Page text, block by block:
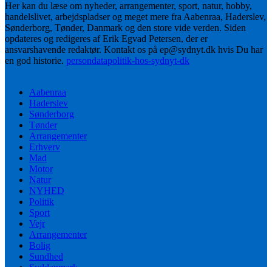
Her kan du læse om nyheder, arrangementer, sport, natur, hobby,
handelslivet, arbejdspladser og meget mere fra Aabenraa, Haderslev,
Sønderborg, Tønder, Danmark og den store vide verden. Siden
opdateres og redigeres af Erik Egvad Petersen, der er
ansvarshavende redaktør. Kontakt os på ep@sydnyt.dk hvis Du har
en god historie. persondatapolitik-hos-sydnyt-dk
Aabenraa
Haderslev
Sønderborg
Tønder
Arrangementer
Erhverv
Mad
Motor
Natur
NYHED
Politik
Sport
Vejr
Arrangementer
Bolig
Sundhed